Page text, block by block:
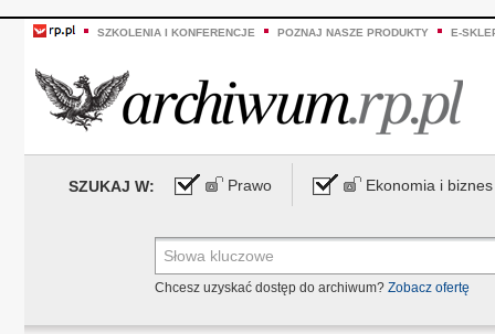
SZKOLENIA I KONFERENCJE POZNAJ NASZE PRODUKTY E-
SZUKAJ W: Prawo Ekonomia i biznes
Chcesz uzyskać dostęp do archiwum? Zobacz ofertę